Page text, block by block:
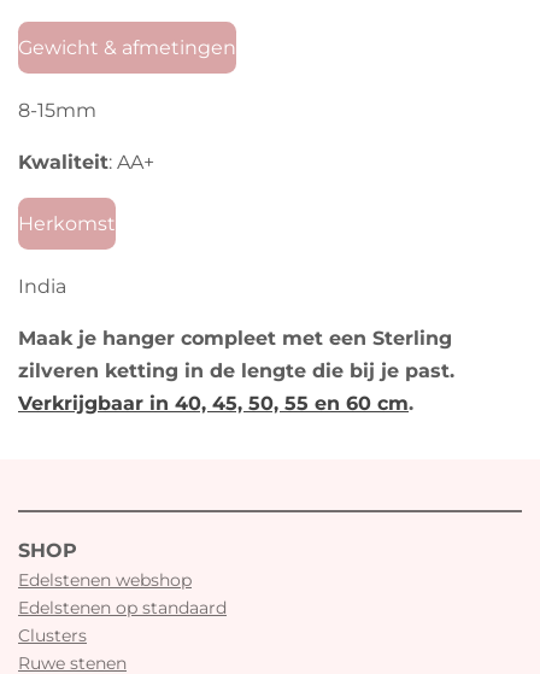
Gewicht & afmetingen
8-15mm
Kwaliteit: AA+
Herkomst
India
Maak je hanger compleet met een Sterling
zilveren ketting in de lengte die bij je past.
Verkrijgbaar in 40, 45, 50, 55 en 60 cm.
SHOP
Edelstenen webshop
Edelstenen op standaard
Clusters
Ruwe stenen